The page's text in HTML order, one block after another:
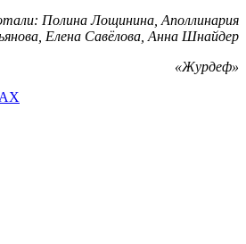
Полина Лощинина, Аполлинария
Елена Савёлова, Анна Шнайдер
«Журдеф»